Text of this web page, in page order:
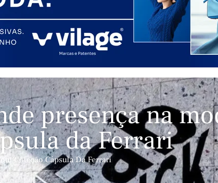
presença na
da Ferrari
Coleção Cápsula Da Ferrari